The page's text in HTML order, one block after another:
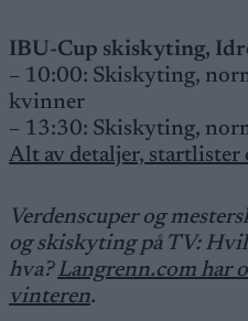
IBU-Cup skiskyting,
– 10:00: Skiskyting,
kvinner
– 13:30: Skiskyting,
Alt av detaljer, startlister
Verdenscuper og
og skiskyting på TV:
hva?Langrenn.com har
vinteren.